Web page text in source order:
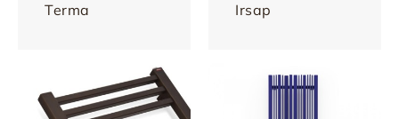
Terma Irsap